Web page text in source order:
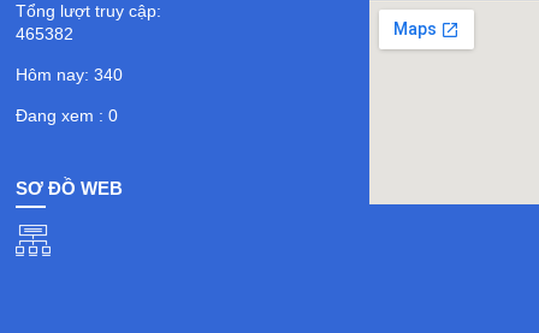
Tổng lượt truy cập:
465382
Hôm nay: 340
Đang xem : 0
SƠ ĐỒ WEB